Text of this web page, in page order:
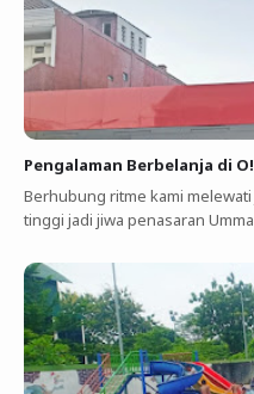
Pengalaman Berbelanja di
Berhubung ritme kami melewati
tinggi jadi jiwa penasaran